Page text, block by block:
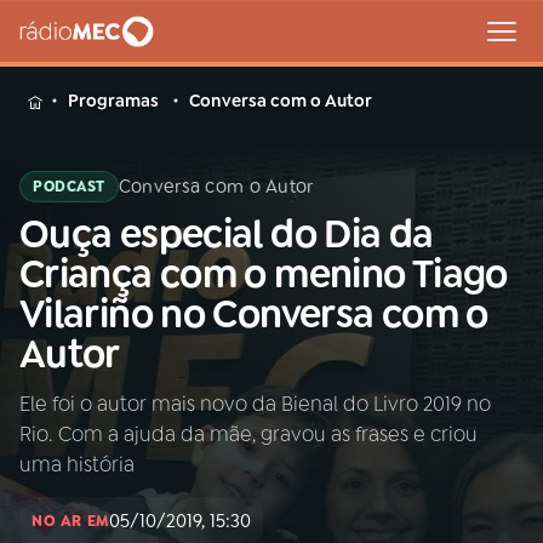
MENU
Buscar
na
Rádio
MEC
Buscar
AO VIVO
01INÍCIO
02A RÁDIO
Programas Conversa com o Autor
PODCAST Conversa com o Autor
Ouça especial do Dia da
Criança com o menino Tiago
Vilariño no Conversa com o
Autor
Ele foi o autor mais novo da Bienal do Livro 2019 no
Rio. Com a ajuda da mãe, gravou as frases e criou
uma história
NO AR EM05/10/2019, 15:30